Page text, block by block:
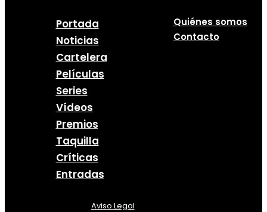
Portada
Noticias
Cartelera
Películas
Series
Vídeos
Premios
Taquilla
Críticas
Entradas
Quiénes somos
Contacto
Aviso Legal